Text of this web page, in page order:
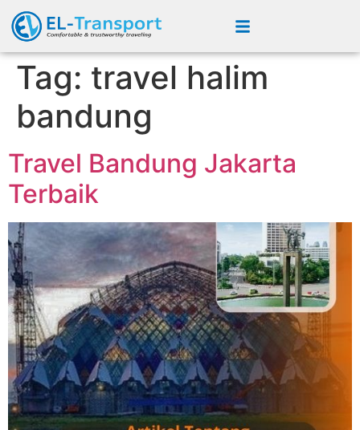
Tag: travel halim
bandung
Travel Bandung Jakarta
Terbaik